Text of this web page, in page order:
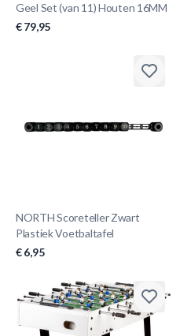
Geel Set (van 11) Houten 16MM
€ 79,95
NORTH Scoreteller Zwart
Plastiek Voetbaltafel
€ 6,95